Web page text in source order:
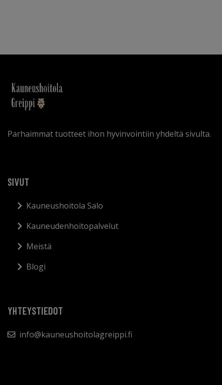
Parhaimmat tuotteet ihon hyvinvointiin yhdeltä sivulta.
SIVUT
Kauneushoitola Salo
Kauneudenhoitopalvelut
Meistä
Blogi
YHTEYSTIEDOT
info@kauneushoitolagreippi.fi